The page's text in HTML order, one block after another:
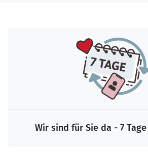
Wir sind für Sie da - 7